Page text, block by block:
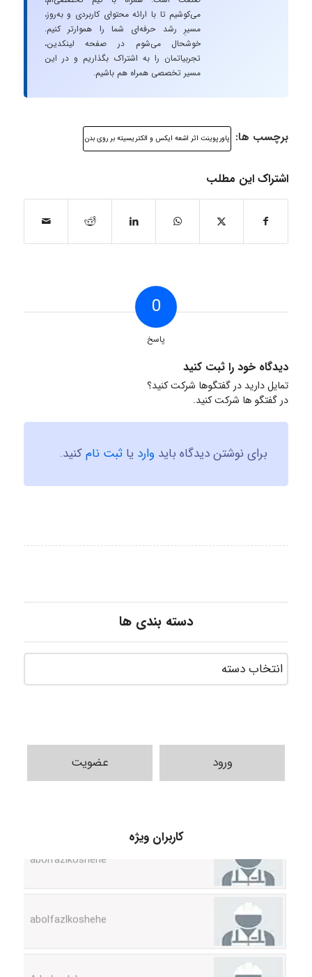
می‌کوشیم تا با ارائه محتوای کاربردی و به‌روز،
مسیرِ رشد حرفه‌ای شما را هموارتر کنیم.
خوشحال می‌شوم در صفحه لینکدین،
تجربیاتمان را به اشتراک بگذاریم و در این
مسیر تخصصی همراه هم باشیم.
برچسب ها: پاورپوینت اثر اشعه ایکس و الکتریسیته بر روی بدن
اشتراک این مطلب
0
پاسخ
دیدگاه خود را ثبت کنید
تمایل دارید در گفتگوها شرکت کنید؟
در گفتگو ها شرکت کنید.
برای نوشتن دیدگاه باید وارد یا ثبت نامکنید.
دسته بندی ها
ورود عضویت
کاربران ویژه